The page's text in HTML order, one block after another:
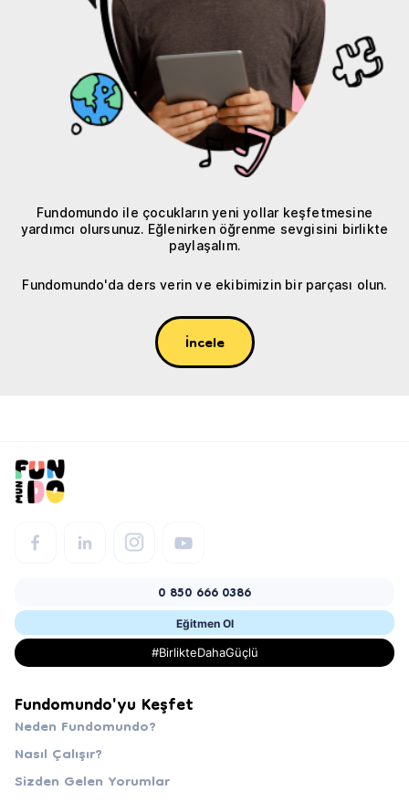
Fundomundo ile çocukların yeni yollar keşfetmesine
yardımcı olursunuz. Eğlenirken öğrenme sevgisini birlikte
paylaşalım.
Fundomundo'da ders verin ve ekibimizin bir parçası olun.
İncele
0 850 666 0386
Eğitmen Ol
#BirlikteDahaGüçlü
Fundomundo'yu Keşfet
Neden Fundomundo?
Nasıl Çalışır?
Sizden Gelen Yorumlar